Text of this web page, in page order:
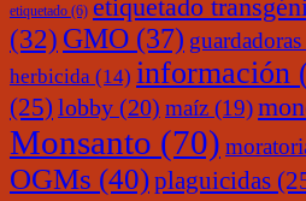
etiquetado (6) etiquetado
(32) GMO (37)
herbicida (14) información
(25) lobby (20) maíz (19)
Monsanto (70)
OGMs (40)plaguicidas